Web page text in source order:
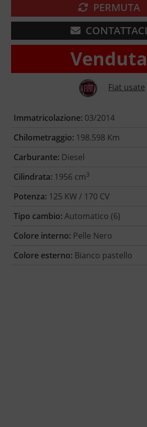
PERMUTA
CONTATTACI
Venduta
Fiat usate
Immatricolazione: 03/2014
Chilometraggio: 198.598 Km
Carburante: Diesel
Cilindrata: 1956 cm3
Potenza: 125 KW / 170 CV
Tipo cambio: Automatico (6)
Colore interno: Pelle Nero
Colore esterno: Bianco pastello